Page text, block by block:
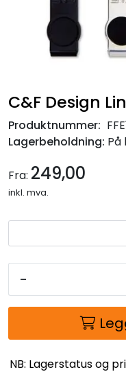
C&F Design
Produktnummer:
Lagerbeholdning: På
Fra: 249,00
inkl. mva.
-
NB: Lagerstatus og